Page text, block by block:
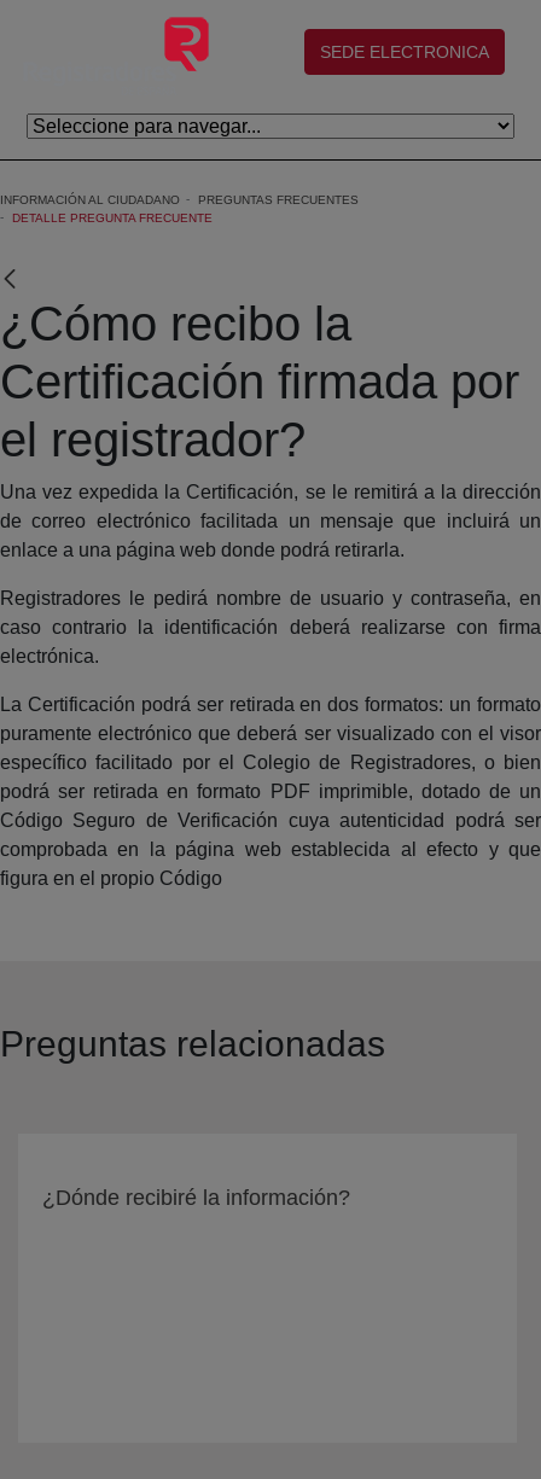
Eduki nagusira joan
(abre en nueva ventana)
SEDE ELECTRONICA
INFORMACIÓN AL CIUDADANO
PREGUNTAS FRECUENTES
DETALLE PREGUNTA FRECUENTE
¿Cómo recibo la
Certificación firmada por
el registrador?
Una vez expedida la Certificación, se le remitirá a la dirección
de correo electrónico facilitada un mensaje que incluirá un
enlace a una página web donde podrá retirarla.
Registradores le pedirá nombre de usuario y contraseña, en
caso contrario la identificación deberá realizarse con firma
electrónica.
La Certificación podrá ser retirada en dos formatos: un formato
puramente electrónico que deberá ser visualizado con el visor
específico facilitado por el Colegio de Registradores, o bien
podrá ser retirada en formato PDF imprimible, dotado de un
Código Seguro de Verificación cuya autenticidad podrá ser
comprobada en la página web establecida al efecto y que
figura en el propio Código
Preguntas relacionadas
¿Dónde recibiré la información?